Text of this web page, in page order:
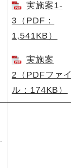
実施案1-
3（PDF：
1,541KB）
実施案
2（PDFファイ
ル：174KB）